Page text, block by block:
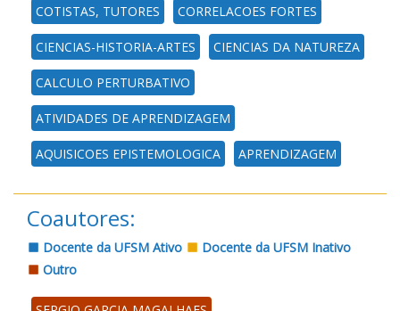
COTISTAS, TUTORES CORRELACOES FORTES
CIENCIAS-HISTORIA-ARTES CIENCIAS DA NATUREZA
CALCULO PERTURBATIVO
ATIVIDADES DE APRENDIZAGEM
AQUISICOES EPISTEMOLOGICA APRENDIZAGEM
Coautores:
Docente da UFSM Ativo
Docente da UFSM Inativo
Outro